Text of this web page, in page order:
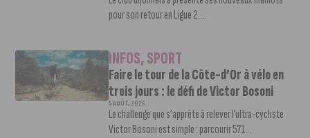
pour son retour en Ligue 2....
INFOS,SPORT
Faire le tour de la Côte-d’Or à vélo en
trois jours : le défi de Victor Bosoni
5 AOÛT, 2026
Le challenge que s’apprête à relever l’ultra-cycliste
Victor Bosoni est simple : parcourir 571...